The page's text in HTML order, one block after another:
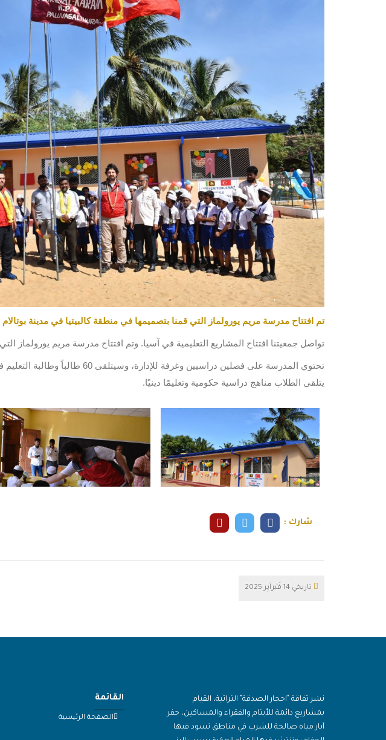
تم افتتاح مدرسة مريم يورولماز التي قمنا بتصميمها في منطقة كالبيتيا في مدينة
تواصل جمعيتنا افتتاح المشاريع التعليمية في آسيا. وتم افتتاح مدرسة مريم يورولماز
يتلقى الطلاب مناهج دراسية حكومية وتعليمًا دينيًا.
شارك :
تاريخي 14 فَبْراَيِر 2025
نشر ثفاقة "احجار الصدقة" التراثية، القيام
بمشاريع دائمة للأيتام والفقراء والمساكين، حفر
آبار مياه صالحة للشرب في مناطق تسود فيها
القائمة
الصفحة الرئيسية